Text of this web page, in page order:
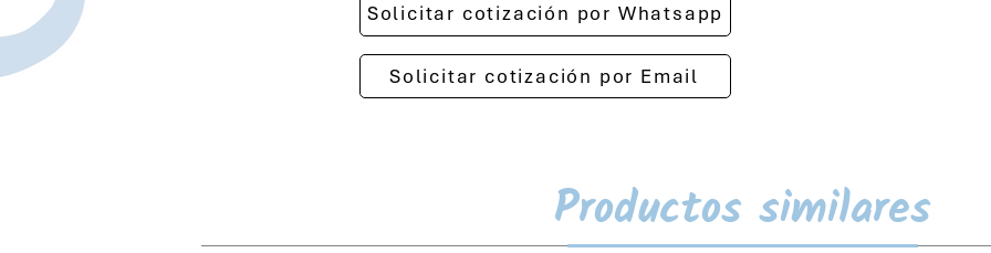
Solicitar cotización por Whatsapp
Solicitar cotización por Email
Productos similares